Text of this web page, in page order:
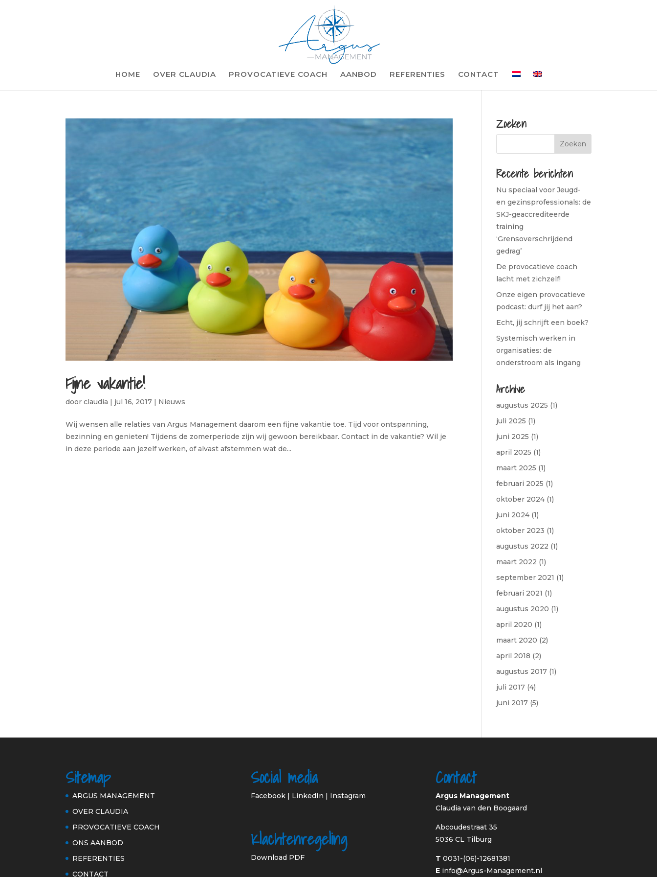
HOME OVER CLAUDIA PROVOCATIEVE COACH AANBOD REFERENTIES CONTACT
Fijne vakantie!
doorclaudia | jul 16, 2017 | Nieuws
Wij wensen alle relaties van Argus Management daarom een fijne vakantie toe. Tijd voor ontspanning,
bezinning en genieten! Tijdens de zomerperiode zijn wij gewoon bereikbaar. Contact in de vakantie? Wil je
in deze periode aan jezelf werken, of alvast afstemmen wat de...
Zoeken
Recente berichten
Nu speciaal voor Jeugd-
en gezinsprofessionals: de
SKJ-geaccrediteerde
training
‘Grensoverschrijdend
gedrag’
De provocatieve coach
lacht met zichzelf!
Onze eigen provocatieve
podcast: durf jij het aan?
Echt, jij schrijft een boek?
Systemisch werken in
organisaties: de
onderstroom als ingang
Archive
augustus 2025 (1)
juli 2025 (1)
juni 2025 (1)
april 2025 (1)
maart 2025 (1)
februari 2025 (1)
oktober 2024 (1)
juni 2024 (1)
oktober 2023 (1)
augustus 2022 (1)
maart 2022 (1)
september 2021 (1)
februari 2021 (1)
augustus 2020 (1)
april 2020 (1)
maart 2020 (2)
april 2018 (2)
augustus 2017 (1)
juli 2017 (4)
juni 2017 (5)
Sitemap
ARGUS MANAGEMENT
OVER CLAUDIA
PROVOCATIEVE COACH
ONS AANBOD
REFERENTIES
CONTACT
Social media
Facebook| LinkedIn | Instagram
Klachtenregeling
Download PDF
Contact
Argus Management
Claudia van den Boogaard
Abcoudestraat 35
5036 CL Tilburg
T 0031-(06)-12681381
E info@Argus-Management.nl